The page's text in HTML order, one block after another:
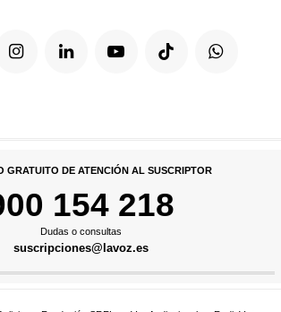
GRATUITO DE ATENCIÓN AL SUSCRIPTOR
154 218
Dudas o consultas
suscripciones@lavoz.es